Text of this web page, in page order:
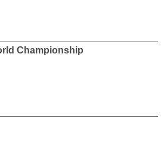
Championship